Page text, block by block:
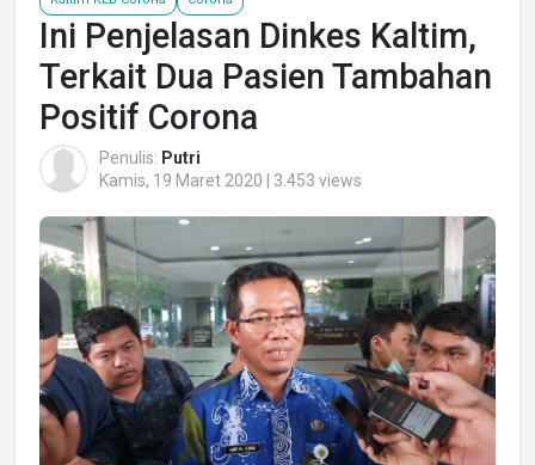
Ini Penjelasan Dinkes Kaltim,
Terkait Dua Pasien Tambahan
Positif Corona
Penulis: Putri
Kamis, 19 Maret 2020 | 3.453 views